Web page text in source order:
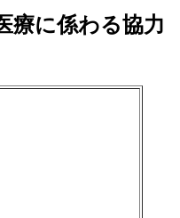
療に係わる協力